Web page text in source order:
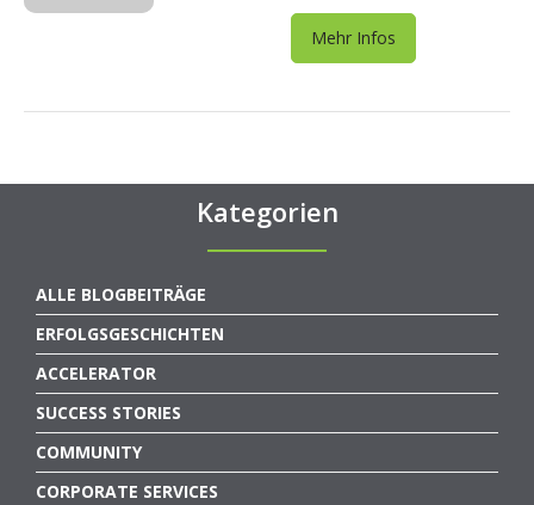
Mehr Infos
Kategorien
ALLE BLOGBEITRÄGE
ERFOLGSGESCHICHTEN
ACCELERATOR
SUCCESS STORIES
COMMUNITY
CORPORATE SERVICES